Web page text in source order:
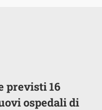
previsti 16
ospedali di